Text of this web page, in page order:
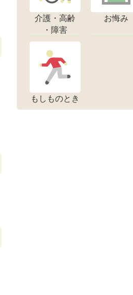
介護・高齢
・障害
お悔み
もしものとき